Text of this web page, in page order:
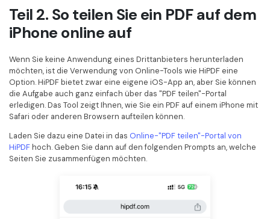
Teil 2. So teilen Sie ein PDF auf dem
iPhone online auf
Wenn Sie keine Anwendung eines Drittanbieters herunterladen
möchten, ist die Verwendung von Online-Tools wie HiPDF eine
Option. HiPDF bietet zwar eine eigene iOS-App an, aber Sie können
die Aufgabe auch ganz einfach über das "PDF teilen"-Portal
erledigen. Das Tool zeigt Ihnen, wie Sie ein PDF auf einem iPhone mit
Safari oder anderen Browsern aufteilen können.
Laden Sie dazu eine Datei in das Online-"PDF teilen"-Portal von
HiPDFhoch. Geben Sie dann auf den folgenden Prompts an, welche
Seiten Sie zusammenfügen möchten.